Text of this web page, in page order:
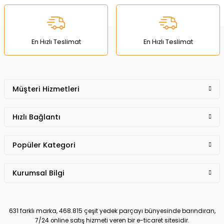
Ürün fiyatı diğer sitelerden daha pahalı.
Bu ürüne benzer farklı alternatifler olmalı.
En Hızlı Teslimat En Hızlı Teslimat
631 farklı marka, 468.815 çeşit yedek parçayı bünyesinde barındıran,
7/24 online satış hizmeti veren bir e-ticaret sitesidir.
Müşteri Hizmetleri
Hızlı Bağlantı
Popüler Kategori
Kurumsal Bilgi